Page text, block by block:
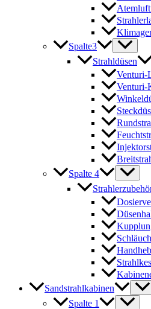
Spalte3
Strahldüsen
Venturi-
Venturi-
Spalte 4
Sandstrahlkabinen
Spalte 1